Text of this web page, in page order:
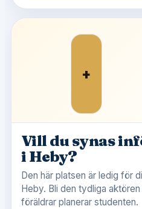
+
Vill du synas
i Heby?
Den här platsen är ledig för
Heby. Bli den tydliga
föräldrar planerar studenten.